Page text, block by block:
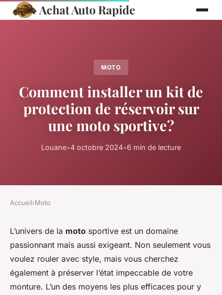
Achat Auto Rapide
MOTO
Comment installer un kit de
protection de réservoir sur
une moto sportive?
Louane•4 octobre 2024•6 min de lecture
Accueil›Moto
L’univers de la moto sportive est un domaine
passionnant mais aussi exigeant. Non seulement vous
voulez rouler avec style, mais vous cherchez
également à préserver l’état impeccable de votre
monture. L’un des moyens les plus efficaces pour y